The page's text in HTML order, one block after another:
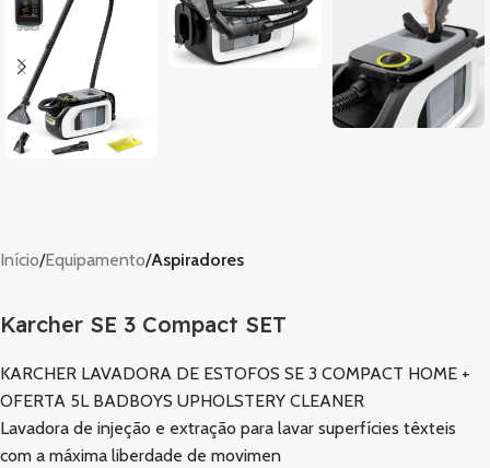
Início Equipamento Aspiradores
Karcher SE 3 Compact SET
KARCHER LAVADORA DE ESTOFOS SE 3 COMPACT HOME +
OFERTA 5L BADBOYS UPHOLSTERY CLEANER
Lavadora de injeção e extração para lavar superfícies têxteis
com a máxima liberdade de movimen